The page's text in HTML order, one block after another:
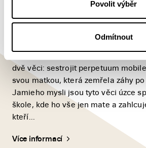
Povolit výběr
Odmítnout
dvě věci: sestrojit perpetuum
svou matkou, která zemřela záhy
Jamieho mysli jsou tyto věci úzce
škole, kde ho vše jen mate a
kteří...
Více informací